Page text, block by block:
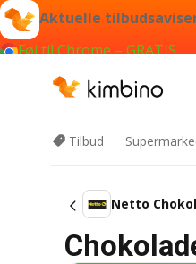
Aktuelle
Føj til Chrome – GRATIS
Tilbud
Netto